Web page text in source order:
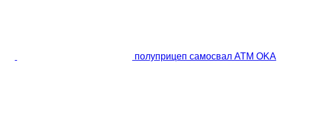
полуприцеп самосвал ATM OKA